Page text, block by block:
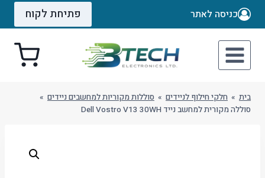
Skip
כניסה לאתר פתיחת לקוח
בית » חלקי חילוף לניידים » סוללות מקוריות למחשבים ניידים »
סוללה מקורית למחשב נייד Dell Vostro V13 30WH